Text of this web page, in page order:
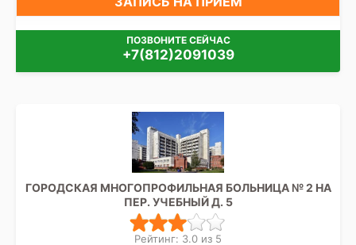
ПОЗВОНИТЕ СЕЙЧАС
+7(812)2091039
ГОРОДСКАЯ МНОГОПРОФИЛЬНАЯ БОЛЬНИЦА № 2 НА
ПЕР. УЧЕБНЫЙ Д. 5
Рейтинг: 3.0 из 5